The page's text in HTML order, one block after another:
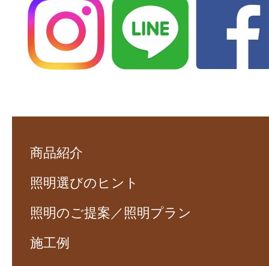
商品紹介
照明選びのヒント
照明のご提案／照明プラン
施工例